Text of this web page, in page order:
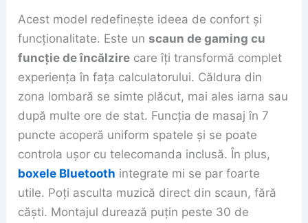
Acest model redefinește ideea de confort și
funcționalitate. Este unscaun de gaming cu
funcție de încălzire care îți transformă complet
experiența în fața calculatorului. Căldura din
zona lombară se simte plăcut, mai ales iarna sau
după multe ore de stat. Funcția de masaj în 7
puncte acoperă uniform spatele și se poate
controla ușor cu telecomanda inclusă. În plus,
boxele Bluetooth integrate mi se par foarte
utile. Poți asculta muzică direct din scaun, fără
căști. Montajul durează puțin peste 30 de